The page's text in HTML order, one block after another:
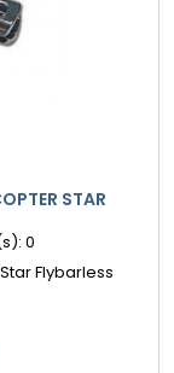
STAR
0
Flybarless